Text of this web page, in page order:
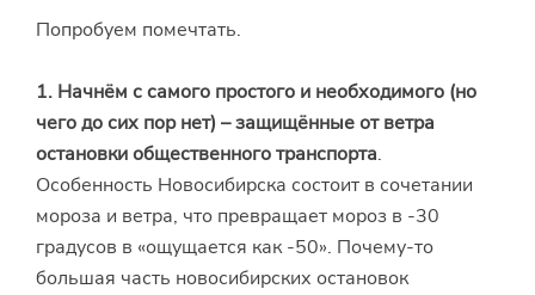
Попробуем помечтать.
1. Начнём с самого простого и необходимого (но
чего до сих пор нет) –защищённые от ветра
остановки общественного транспорта.
Особенность Новосибирска состоит в сочетании
мороза и ветра, что превращает мороз в -30
градусов в «ощущается как -50». Почему-то
большая часть новосибирских остановок